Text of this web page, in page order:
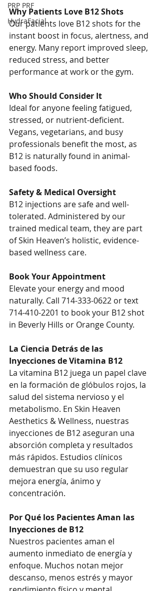
PRP PRF
HydraFacial
Why Patients Love B12 Shots
Our patients love B12 shots for the
instant boost in focus, alertness, and
energy. Many report improved sleep,
reduced stress, and better
performance at work or the gym.
Who Should Consider It
Ideal for anyone feeling fatigued,
stressed, or nutrient-deficient.
Vegans, vegetarians, and busy
professionals benefit the most, as
B12 is naturally found in animal-
based foods.
Safety & Medical Oversight
B12 injections are safe and well-
tolerated. Administered by our
trained medical team, they are part
of Skin Heaven’s holistic, evidence-
based wellness care.
Book Your Appointment
Elevate your energy and mood
naturally. Call 714-333-0622 or text
714-410-2201 to book your B12 shot
in Beverly Hills or Orange County.
La Ciencia Detrás de las
Inyecciones de Vitamina B12
La vitamina B12 juega un papel clave
en la formación de glóbulos rojos, la
salud del sistema nervioso y el
metabolismo. En Skin Heaven
Aesthetics & Wellness, nuestras
inyecciones de B12 aseguran una
absorción completa y resultados
más rápidos. Estudios clínicos
demuestran que su uso regular
mejora energía, ánimo y
concentración.
Por Qué los Pacientes Aman las
Inyecciones de B12
Nuestros pacientes aman el
aumento inmediato de energía y
enfoque. Muchos notan mejor
descanso, menos estrés y mayor